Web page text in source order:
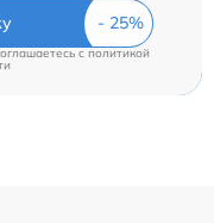
c политикой